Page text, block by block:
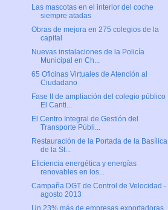
Las mascotas en el interior del coche
siempre atadas
Obras de mejora en 275 colegios de la
capital
Nuevas instalaciones de la Policía
Municipal en Ch...
65 Oficinas Virtuales de Atención al
Ciudadano
Fase II de ampliación del colegio público
El Canti...
El Centro Integral de Gestión del
Transporte Públi...
Restauración de la Portada de la Basílica
de la St...
Eficiencia energética y energías
renovables en los...
Campaña DGT de Control de Velocidad -
agosto 2013